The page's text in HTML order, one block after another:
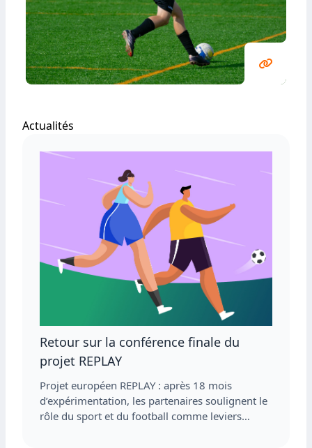
Actualités
Retour sur la conférence finale du
projet REPLAY
Projet européen REPLAY : après 18 mois
d’expérimentation, les partenaires soulignent le
rôle du sport et du football comme leviers…